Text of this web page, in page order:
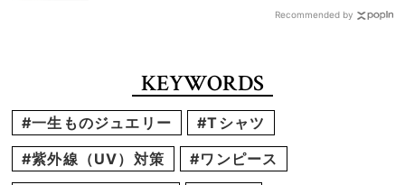
Recommended by
KEYWORDS
#一生ものジュエリー
#Tシャツ
#紫外線（UV）対策
#ワンピース